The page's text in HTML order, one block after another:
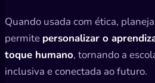
Quando usada com ética,
permite personalizar o
toque humano, tornando a
inclusiva e conectada ao futuro.